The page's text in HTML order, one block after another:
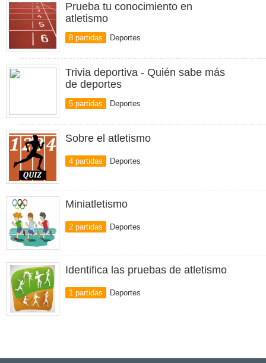
Prueba tu conocimiento en
atletismo
8 partidas Deportes
Trivia deportiva - Quién sabe más
de deportes
5 partidas Deportes
Sobre el atletismo
4 partidas Deportes
Miniatletismo
2 partidas Deportes
Identifica las pruebas de atletismo
1 partidas Deportes